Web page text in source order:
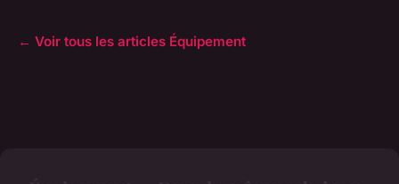
← Voir tous les articles Équipement